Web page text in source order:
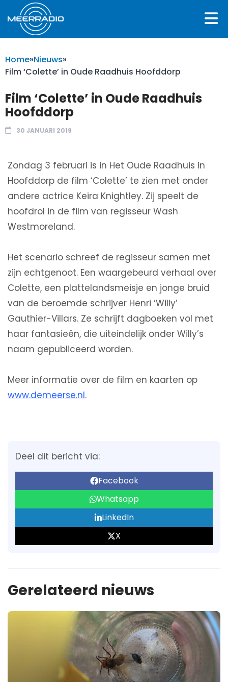
Home»Nieuws»
Film ‘Colette’ in Oude Raadhuis Hoofddorp
Film ‘Colette’ in Oude Raadhuis
Hoofddorp
30 JANUARI 2019
Zondag 3 februari is in Het Oude Raadhuis in
Hoofddorp de film ‘Colette’ te zien met onder
andere actrice Keira Knightley. Zij speelt de
hoofdrol in de film van regisseur Wash
Westmoreland.
Het scenario schreef de regisseur samen met
zijn echtgenoot. Een waargebeurd verhaal over
Colette, een plattelandsmeisje en jonge bruid
van de beroemde schrijver Henri ‘Willy’
Gauthier-Villars. Ze schrijft dagboeken vol met
haar fantasieën, die uiteindelijk onder Willy’s
naam gepubliceerd worden.
Meer informatie over de film en kaarten op
www.demeerse.nl.
Deel dit bericht via:
Facebook
Whatsapp
LinkedIn
X
Gerelateerd nieuws